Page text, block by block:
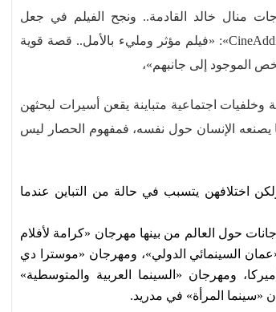
منال خالد القادمة.. ونجح الفيلم في جعل
المشاهدين يختبرون ما مرت به تلك النسوة». كما كتب موقع «CineAddiction»: «فيلم مؤثر ومليء بالأمل.. قصة قوية
الموجود إلى جانبهم»،
اجتماعية متباينة يقعن أسيرات لبحثهن
يصنعه الإنسان حول نفسه، فمفهوم الحصار ليس
اختلافهن يتسبب في حالة من التباين عندما
حول العالم من بينها مهرجان «كرامة لأفلام
السينمائي الدولي»، ومهرجان «موسترا دي
ومهرجان «السينما العربية والمتوسطية»
«سينما المرأة» في مدريد.